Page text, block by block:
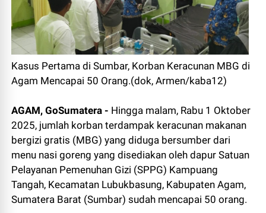
Kasus Pertama di Sumbar, Korban Keracunan MBG di
Agam Mencapai 50 Orang.(dok, Armen/kaba12)
AGAM, GoSumatera - Hingga malam, Rabu 1 Oktober
2025, jumlah korban terdampak keracunan makanan
bergizi gratis (MBG) yang diduga bersumber dari
menu nasi goreng yang disediakan oleh dapur Satuan
Pelayanan Pemenuhan Gizi (SPPG) Kampuang
Tangah, Kecamatan Lubukbasung, Kabupaten Agam,
Sumatera Barat (Sumbar) sudah mencapai 50 orang.